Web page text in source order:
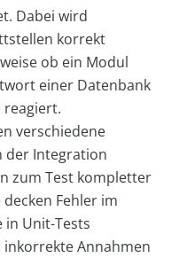
Dabei wird
korrekt
ob ein Modul
einer Datenbank
reagiert.
verschiedene
der Integration
zum Test kompletter
Fehler im
in Unit-Tests
inkorrekte Annahmen